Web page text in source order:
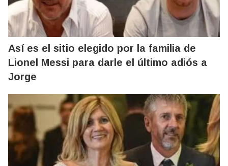
Así es el sitio elegido por la familia de
Lionel Messi para darle el último adiós a
Jorge